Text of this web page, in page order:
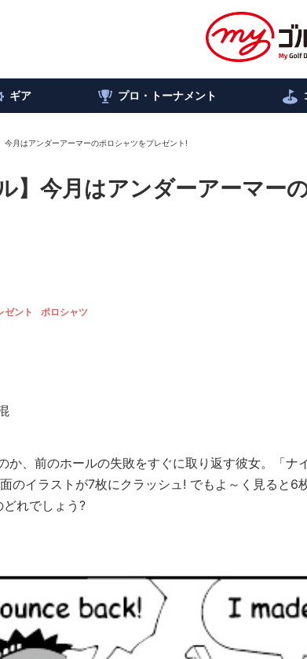
ギア プロ・トーナメント
今月はアンダーアーマーのポロシャツをプレゼント!
】今月はアンダーアーマー
ゼント ポロシャツ
か、前のホールの失敗をすぐに取り返す彼女。「ナ
のイラストが7枚にクラッシュ! でもよ～く見ると6
れでしょう?